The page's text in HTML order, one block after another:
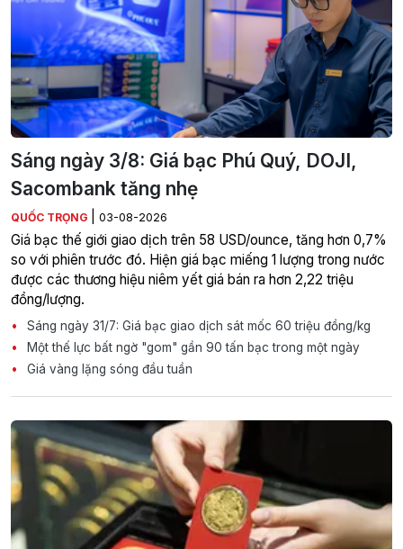
Sáng ngày 3/8: Giá bạc Phú Quý, DOJI,
Sacombank tăng nhẹ
QUỐC TRỌNG 03-08-2026
Giá bạc thế giới giao dịch trên 58 USD/ounce, tăng hơn 0,7%
so với phiên trước đó. Hiện giá bạc miếng 1 lượng trong nước
được các thương hiệu niêm yết giá bán ra hơn 2,22 triệu
đồng/lượng.
Sáng ngày 31/7: Giá bạc giao dịch sát mốc 60 triệu đồng/kg
Một thế lực bất ngờ "gom" gần 90 tấn bạc trong một ngày
Giá vàng lặng sóng đầu tuần